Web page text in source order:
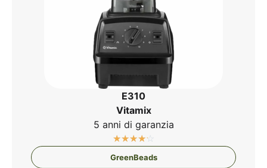
E310
Vit­amix
5 anni di garanzia
☆☆☆☆☆
Green­Beads